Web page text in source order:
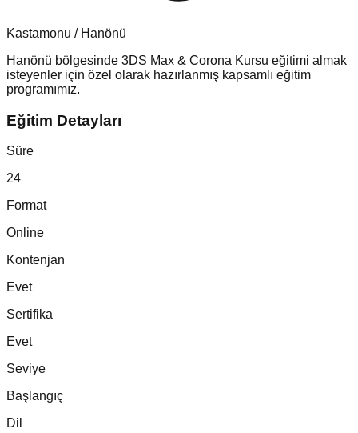
Kastamonu / Hanönü
Hanönü bölgesinde 3DS Max & Corona Kursu eğitimi almak
isteyenler için özel olarak hazırlanmış kapsamlı eğitim
programımız.
Eğitim Detayları
Süre
24
Format
Online
Kontenjan
Evet
Sertifika
Evet
Seviye
Başlangıç
Dil